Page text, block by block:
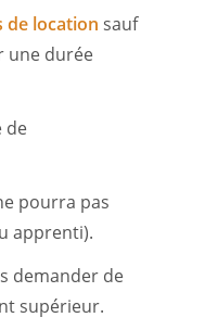
de location sauf
une durée
de
pourra pas
apprenti).
demander de
supérieur.